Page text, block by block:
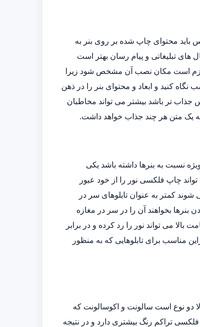
باید محتوای چاپ شده بر روی بنر به
های تبلیغاتی و پیام رسان بهتر است
لازم است مکان نصب آن مشخص شود زیرا
کنید و ابعاد و محتوای بنر را در ذهن
تر باشد بیشتر می تواند مخاطبان
یک متن هر چند جذاب خواهد داشت.
نسبت به بنرها داشته باشد یکی
هر فضایی می تواند چاپ فلکسی نور را از خود عبور
کمتر به عنوان تابلوهای سر در
بخواهند آن را در سر در مغازه
بالا می تواند نور را رد کرده و در برابر
مناسب برای تابلوهایی که به منظور
دو نوع است سالونت و اکوسالونت که
تراکم رنگ بیشتری دارد و در نتیجه